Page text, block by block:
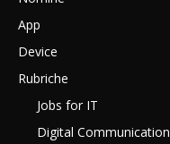
App
Device
Rubriche
Jobs for IT
Digital Communication